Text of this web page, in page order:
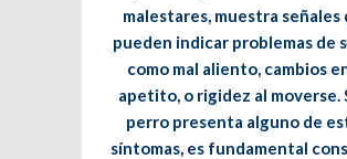
malestares, muestra señales
pueden indicar problemas de
como mal aliento, cambios
apetito, o rigidez al moverse.
perro presenta alguno de
síntomas, es fundamental